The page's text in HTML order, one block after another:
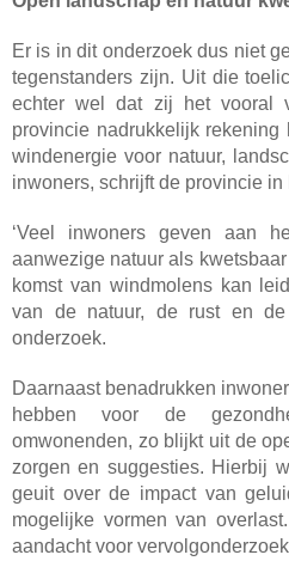
Er is in dit onderzoek dus niet
tegenstanders zijn. Uit die
echter wel dat zij het vooral
provincie nadrukkelijk
windenergie voor natuur,
inwoners, schrijft de provincie in
‘Veel inwoners geven aan
aanwezige natuur als
komst van windmolens kan
van de natuur, de rust en de
onderzoek.
Daarnaast benadrukken
hebben voor de
omwonenden, zo blijkt uit de
zorgen en suggesties. Hierbij
geuit over de impact van
mogelijke vormen van
aandacht voor